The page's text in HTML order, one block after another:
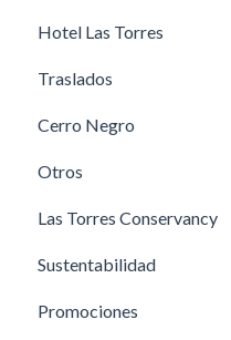
Circuitos de Trekking
Circuito W
Circuito O
Niños en Circuitos
Camping Premium
Camping
Refugios
Hotel Las Torres
Hotel
All Inclusive
Traslados
Traslados a Las Torres
Cerro Negro
Estancia Cerro Negro
Otros
Información Adicional
Las Torres Conservancy
Proyectos de
Sustentabilidad
Conservación y
Promociones